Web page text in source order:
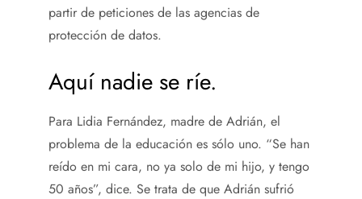
partir de peticiones de las agencias de
protección de datos.
Aquí nadie se ríe.
Para Lidia Fernández, madre de Adrián, el
problema de la educación es sólo uno. “Se han
reído en mi cara, no ya solo de mi hijo, y tengo
50 años”, dice. Se trata de que Adrián sufrió